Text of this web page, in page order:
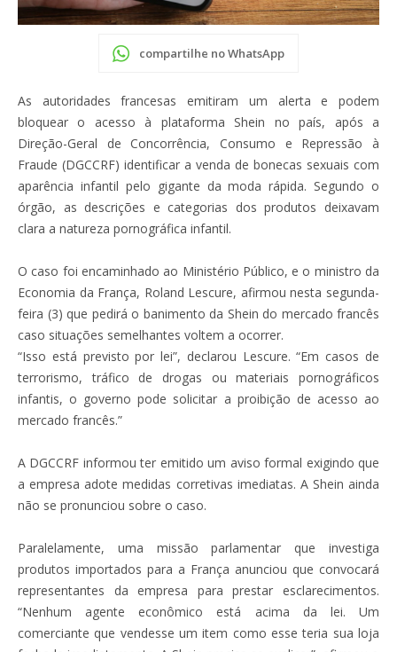
compartilhe no WhatsApp
As autoridades francesas emitiram um alerta e podem
bloquear o acesso à plataforma Shein no país, após a
Direção-Geral de Concorrência, Consumo e Repressão à
Fraude (DGCCRF) identificar a venda de bonecas sexuais com
aparência infantil pelo gigante da moda rápida. Segundo o
órgão, as descrições e categorias dos produtos deixavam
clara a natureza pornográfica infantil.
O caso foi encaminhado ao Ministério Público, e o ministro da
Economia da França, Roland Lescure, afirmou nesta segunda-
feira (3) que pedirá o banimento da Shein do mercado francês
caso situações semelhantes voltem a ocorrer.
“Isso está previsto por lei”, declarou Lescure. “Em casos de
terrorismo, tráfico de drogas ou materiais pornográficos
infantis, o governo pode solicitar a proibição de acesso ao
mercado francês.”
A DGCCRF informou ter emitido um aviso formal exigindo que
a empresa adote medidas corretivas imediatas. A Shein ainda
não se pronunciou sobre o caso.
Paralelamente, uma missão parlamentar que investiga
produtos importados para a França anunciou que convocará
representantes da empresa para prestar esclarecimentos.
“Nenhum agente econômico está acima da lei. Um
comerciante que vendesse um item como esse teria sua loja